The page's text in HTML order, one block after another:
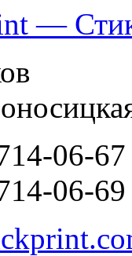
—
06-67
06-69